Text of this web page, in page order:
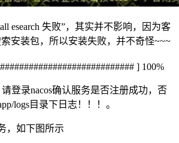
esearch 失败”，其实并不影响，因为客
索安装包，所以安装失败，并不奇怪~~~
] 100%
登录nacos确认服务是否注册成功，否
logs目录下日志！！！。
，如下图所示